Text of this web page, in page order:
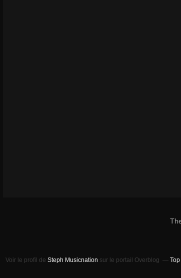
Voir le profil de Steph Musicnation sur le portail Overblog